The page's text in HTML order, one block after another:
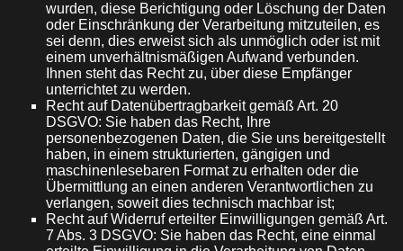
wurden, diese Berichtigung oder Löschung der Daten
oder Einschränkung der Verarbeitung mitzuteilen, es
sei denn, dies erweist sich als unmöglich oder ist mit
einem unverhältnismäßigen Aufwand verbunden.
Ihnen steht das Recht zu, über diese Empfänger
unterrichtet zu werden.
Recht auf Datenübertragbarkeit gemäß Art. 20
DSGVO: Sie haben das Recht, Ihre
personenbezogenen Daten, die Sie uns bereitgestellt
haben, in einem strukturierten, gängigen und
maschinenlesebaren Format zu erhalten oder die
Übermittlung an einen anderen Verantwortlichen zu
verlangen, soweit dies technisch machbar ist;
Recht auf Widerruf erteilter Einwilligungen gemäß Art.
7 Abs. 3 DSGVO: Sie haben das Recht, eine einmal